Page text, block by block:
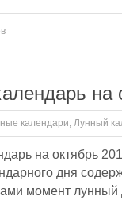
на
календари, Лунный
на октябрь
дня
момент лунный